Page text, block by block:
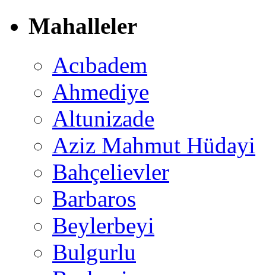
Mahalleler
Acıbadem
Ahmediye
Altunizade
Aziz Mahmut Hüdayi
Bahçelievler
Barbaros
Beylerbeyi
Bulgurlu